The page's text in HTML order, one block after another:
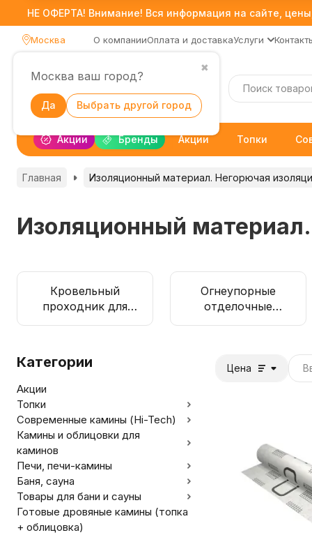
НЕ ОФЕРТА! Внимание! Вся информация на сайте,
Москва
✖
Москва ваш город?
Да Выбрать другой город
О компанииОплата и доставкаУслуги
Акции Бренды Акции Топки
Главная Изоляционный материал. Негорючая
Изоляционный
Кровельный
проходник для
дымохода
Огнеупорные
отделочные
материалы
Цена
Категории
Акции
Топки
Современные камины (Hi-Tech)
Камины и облицовки для
каминов
Печи, печи-камины
Баня, сауна
Товары для бани и сауны
Готовые дровяные камины (топка
+ облицовка)